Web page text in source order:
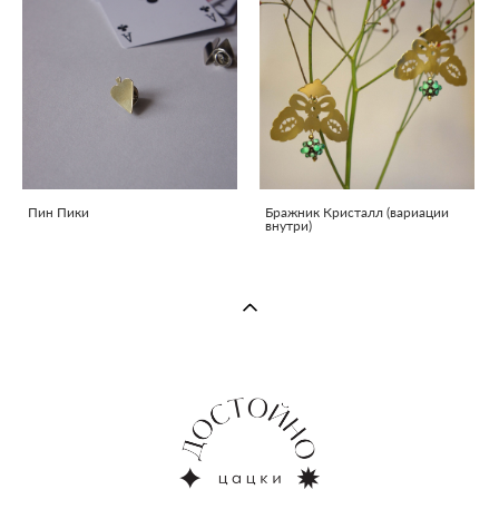
Пин Пики
Бражник Кристалл (вариации
внутри)